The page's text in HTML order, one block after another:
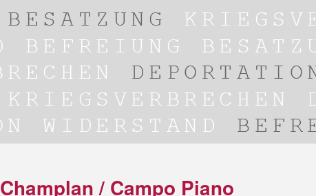
Champlan / Campo Piano